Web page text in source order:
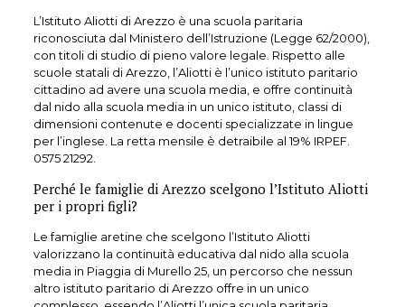
L’Istituto Aliotti di Arezzo è una scuola paritaria
riconosciuta dal Ministero dell’Istruzione (Legge 62/2000),
con titoli di studio di pieno valore legale. Rispetto alle
scuole statali di Arezzo, l’Aliotti è l’unico istituto paritario
cittadino ad avere una scuola media, e offre continuità
dal nido alla scuola media in un unico istituto, classi di
dimensioni contenute e docenti specializzate in lingue
per l’inglese. La retta mensile è detraibile al 19% IRPEF.
0575 21292.
Perché le famiglie di Arezzo scelgono l’Istituto Aliotti
per i propri figli?
Le famiglie aretine che scelgono l’Istituto Aliotti
valorizzano la continuità educativa dal nido alla scuola
media in Piaggia di Murello 25, un percorso che nessun
altro istituto paritario di Arezzo offre in un unico